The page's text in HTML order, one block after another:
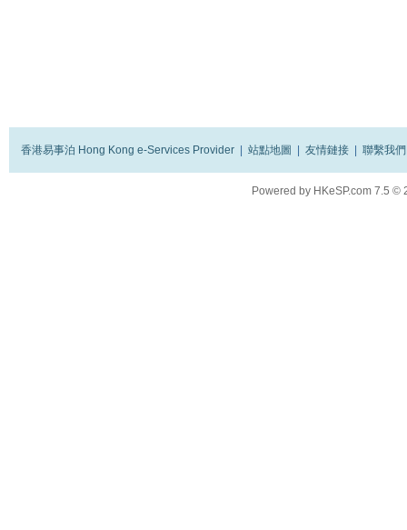
香港易事泊 Hong Kong e-Services Provider 站點地圖 友情鏈接 聯繫我們
Powered by HKeSP.com 7.5 ©